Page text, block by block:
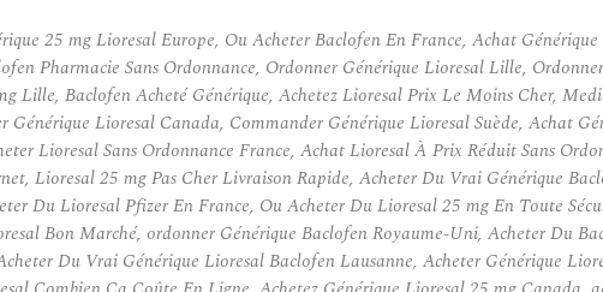
25 mg Lioresal Europe, Ou Acheter Baclofen En France, Achat
Pharmacie Sans Ordonnance, Ordonner Générique Lioresal Lille,
Lille, Baclofen Acheté Générique, Achetez Lioresal Prix Le Moins Cher,
Lioresal Canada, Commander Générique Lioresal Suède, Achat
Lioresal Sans Ordonnance France, Achat Lioresal À Prix Réduit Sans
Lioresal 25 mg Pas Cher Livraison Rapide, Acheter Du Vrai Générique
Du Lioresal Pfizer En France, Ou Acheter Du Lioresal 25 mg En Toute
Bon Marché, ordonner Générique Baclofen Royaume-Uni, Acheter Du
Du Vrai Générique Lioresal Baclofen Lausanne, Acheter Générique